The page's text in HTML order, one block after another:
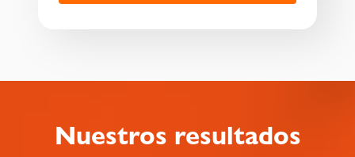
Nuestros resultados